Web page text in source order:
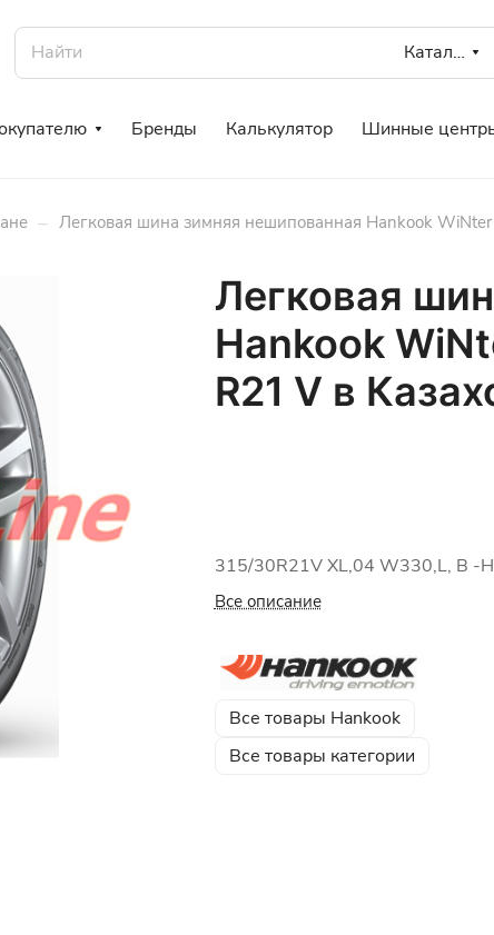
Каталог
Бренды Калькулятор Шинные
– Легковая шина зимняя нешипованная Hankook
Легковая
Hankook
R21 V в
315/30R21V XL,04 W330,L, B -
Все описание
Все товары Hankook
Все товары категории